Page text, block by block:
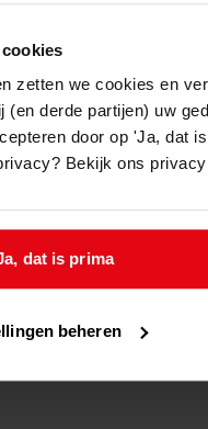
zetten we cookies en
derde partijen) uw
door op 'Ja, dat
Bekijk ons
dat is prima
beheren